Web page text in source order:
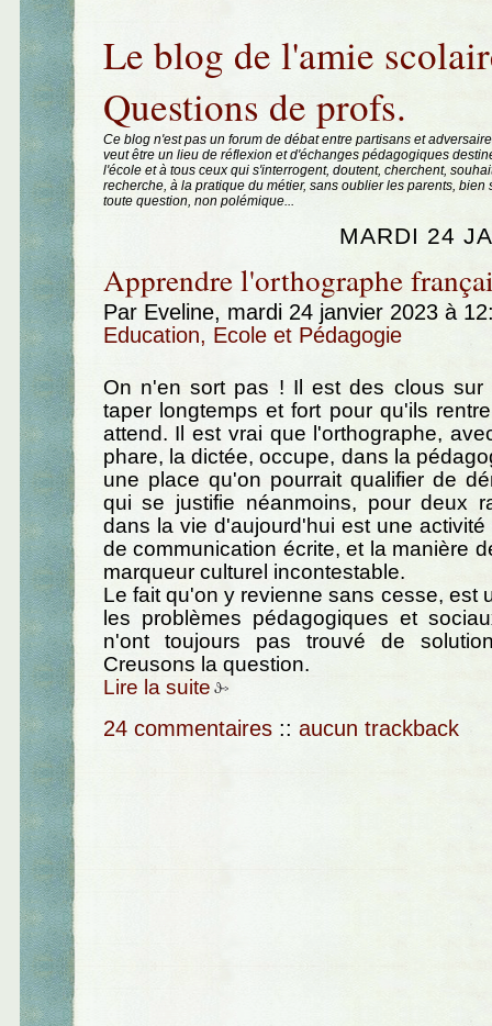
Le blog de l'amie
Questions de profs.
Ce blog n'est pas un forum de débat entre partisans et
veut être un lieu de réflexion et d'échanges pédagogiques
l'école et à tous ceux qui s'interrogent, doutent, cherchent,
recherche, à la pratique du métier, sans oublier les parents, bien
toute question, non polémique...
MARDI 24
Apprendre l'orthographe
Par Eveline, mardi 24 janvier 2023 à
Education, Ecole et Pédagogie
On n'en sort pas ! Il est des clous sur
taper longtemps et fort pour qu'ils
attend. Il est vrai que l'orthographe,
phare, la dictée, occupe, dans la
une place qu'on pourrait qualifier de
qui se justifie néanmoins, pour deux
dans la vie d'aujourd'hui est une
de communication écrite, et la manière
marqueur culturel incontestable.
Le fait qu'on y revienne sans cesse, est
les problèmes pédagogiques et
n'ont toujours pas trouvé de
Creusons la question.
Lire la suite
24 commentaires :: aucun trackback